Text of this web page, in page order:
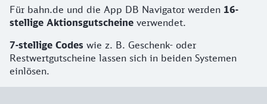
Für bahn.de und die App DB Navigator werden 16-
stellige Aktionsgutscheine verwendet.
7-stellige Codes wie z. B. Geschenk- oder
Restwertgutscheine lassen sich in beiden Systemen
einlösen.